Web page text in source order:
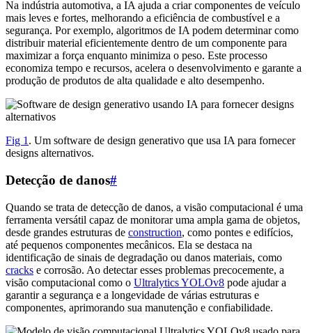
Na indústria automotiva, a IA ajuda a criar componentes de veículo
mais leves e fortes, melhorando a eficiência de combustível e a
segurança. Por exemplo, algoritmos de IA podem determinar como
distribuir material eficientemente dentro de um componente para
maximizar a força enquanto minimiza o peso. Este processo
economiza tempo e recursos, acelera o desenvolvimento e garante a
produção de produtos de alta qualidade e alto desempenho.
Fig 1 . Um software de design generativo que usa IA para fornecer
designs alternativos.
Detecção de danos#
Quando se trata de detecção de danos, a visão computacional é uma
ferramenta versátil capaz de monitorar uma ampla gama de objetos,
desde grandes estruturas de construction, como pontes e edifícios,
até pequenos componentes mecânicos. Ela se destaca na
identificação de sinais de degradação ou danos materiais, como
cracks e corrosão. Ao detectar esses problemas precocemente, a
visão computacional como o Ultralytics YOLOv8 pode ajudar a
garantir a segurança e a longevidade de várias estruturas e
componentes, aprimorando sua manutenção e confiabilidade.